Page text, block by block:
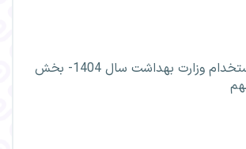
دفترچه آزمون استخدام وزارت بهداشت سال 1404- بخش